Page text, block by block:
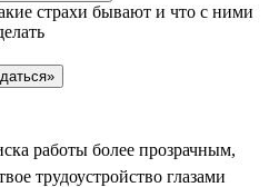
работы более прозрачным,
трудоустройство глазами